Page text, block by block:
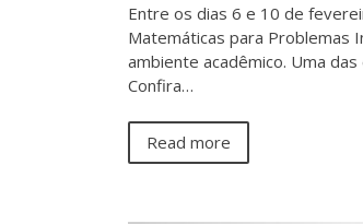
Entre os dias 6 e 10 de
Matemáticas para Problemas
ambiente acadêmico. Uma
Confira…
Read more